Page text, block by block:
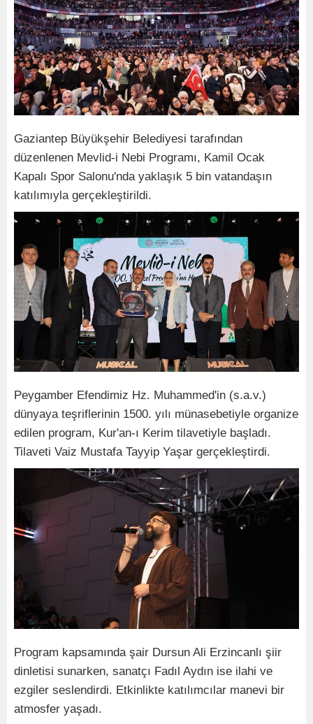
Gaziantep Büyükşehir Belediyesi tarafından
düzenlenen Mevlid-i Nebi Programı, Kamil Ocak
Kapalı Spor Salonu'nda yaklaşık 5 bin vatandaşın
katılımıyla gerçekleştirildi.
Peygamber Efendimiz Hz. Muhammed'in (s.a.v.)
dünyaya teşriflerinin 1500. yılı münasebetiyle organize
edilen program, Kur'an-ı Kerim tilavetiyle başladı.
Tilaveti Vaiz Mustafa Tayyip Yaşar gerçekleştirdi.
Program kapsamında şair Dursun Ali Erzincanlı şiir
dinletisi sunarken, sanatçı Fadıl Aydın ise ilahi ve
ezgiler seslendirdi. Etkinlikte katılımcılar manevi bir
atmosfer yaşadı.